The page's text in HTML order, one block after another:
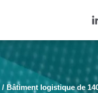
Bâtiment logistique de